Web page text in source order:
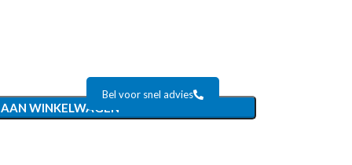
WINKELWAGEN
Bel voor snel advies